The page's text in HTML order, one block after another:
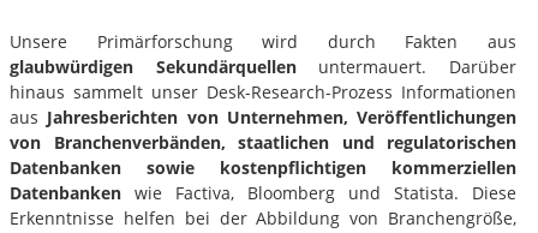
Unsere Primärforschung wird durch Fakten aus
glaubwürdigen Sekundärquellenuntermauert. Darüber
hinaus sammelt unser Desk-Research-Prozess Informationen
aus Jahresberichten von Unternehmen, Veröffentlichungen
von Branchenverbänden, staatlichen und regulatorischen
Datenbanken sowie kostenpflichtigen kommerziellen
Datenbanken wie Factiva, Bloomberg und Statista. Diese
Erkenntnisse helfen bei der Abbildung von Branchengröße,